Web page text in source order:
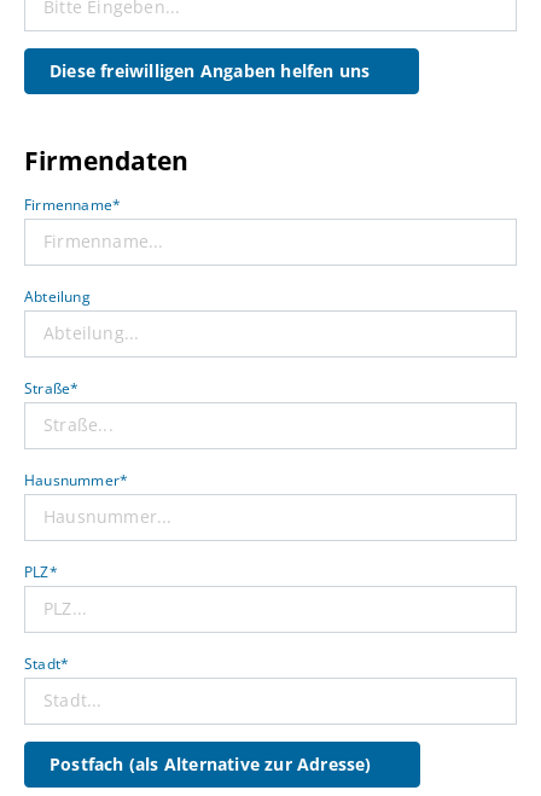
Diese freiwilligen Angaben helfen uns
Firmendaten
Firmenname*
Abteilung
Straße*
Hausnummer*
PLZ*
Stadt*
Postfach (als Alternative zur Adresse)